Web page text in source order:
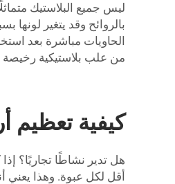
ليس جميع البلاستيك
بالروائح وقد يتغير
من علب بلاستيكية
كيفية تعظيم
هل تدير نشاطًا تجاريًا؟
أقل لكل عبوة. وهذا يعني